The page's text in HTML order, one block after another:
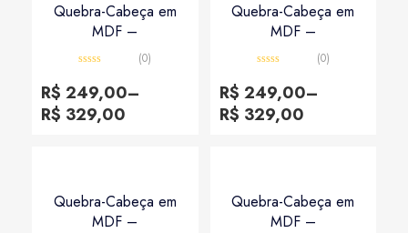
Quebra-Cabeça em
MDF –
0
de
5
(0)
R$ 249,00–
R$ 329,00
Quebra-Cabeça em
MDF –
0
de
5
(0)
R$ 249,00–
R$ 329,00
Quebra-Cabeça em
MDF –
Quebra-Cabeça em
MDF –